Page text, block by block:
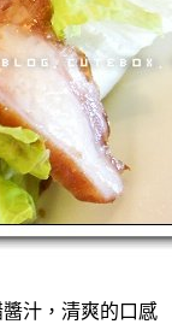
汁，清爽的口感